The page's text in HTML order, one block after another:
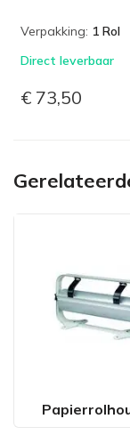
Verpakking: 1 Rol
Direct leverbaar
€ 73,50